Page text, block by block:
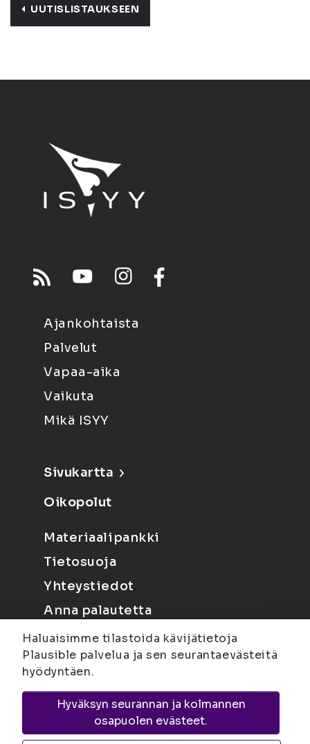
UUTISLISTAUKSEEN
Ajankohtaista
Palvelut
Vapaa-aika
Vaikuta
Mikä ISYY
Sivukartta
Oikopolut
Materiaalipankki
Tietosuoja
Yhteystiedot
Anna palautetta
Joensuu
Suvantokatu 6, 80100 Joensuu |
KuopioYliopistonranta 15, PL 1627, 70211
Haluaisimme tilastoida kävijätietoja
Plausible palvelua ja sen seurantaevästeitä
hyödyntäen.
Hyväksyn seurannan ja kolmannen
osapuolen evästeet.